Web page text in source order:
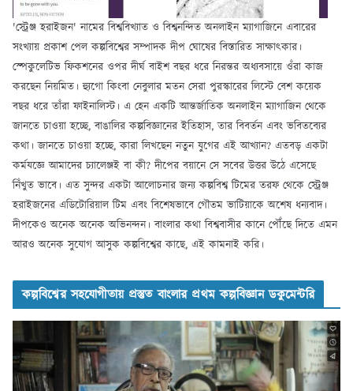
'স্ট্রেঞ্জ হরাইজন' নামের বিশ্ববিখ্যাত ও বিশ্বনন্দিত অনলাইন ম্যাগাজিনে এবারের
সংখ্যায় প্রকাশ পেল কল্পবিশ্বের সম্পাদক দীপ ঘোষের বিস্তারিত সাক্ষাৎকার।
স্পেকুলেটিভ ফিকশনের ওপর দীর্ঘ বাইশ বছর ধরে নিরন্তর অধ্যবসায়ে ওঁরা কাজ
করছেন নিয়মিত। হ্যুগো কিংবা নেবুলার মতন সেরা পুরস্কারের লিস্টে বেশ কয়েক
বছর ধরে তাঁরা ফাইনালিস্ট। এ হেন একটি আন্তর্জাতিক অনলাইন ম্যাগাজিন থেকে
জানতে চাওয়া হচ্ছে, বাঙালির কল্পবিজ্ঞানের ইতিহাস, তার বিবর্তন এবং ভবিতব্যের
কথা। জানতে চাওয়া হচ্ছে, কারা লিখছেন নতুন যুগের এই আখ্যান? এতবড় একটা
কর্মযজ্ঞে আমাদের চ্যালেঞ্জই বা কী? দীপের বয়ানে সে সবের উত্তর উঠে এসেছে
নিঁখুত ভাবে। এত সুন্দর একটা আলোচনার জন্য কল্পবিশ্ব টিমের তরফ থেকে স্ট্রেঞ্জ
হরাইজনের এডিটোরিয়াল টিম এবং বিশেষভাবে গৌতম ভাটিয়াকে অশেষ ধন্যবাদ।
দীপকেও অনেক অনেক অভিনন্দন। বাংলার কথা বিশ্ববাসীর কানে পৌঁছে দিতে এমন
আরও অনেক সুযোগ আসুক কল্পবিশ্বের কাছে, এই কামনাই করি।
কল্পবিশ্বের সহযোগীতায় প্রস্তুত বাংলার প্রথম কল্পবিজ্ঞান ডকুমেন্টরি